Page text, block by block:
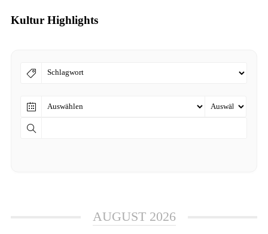
Kultur Highlights
AUGUST 2026